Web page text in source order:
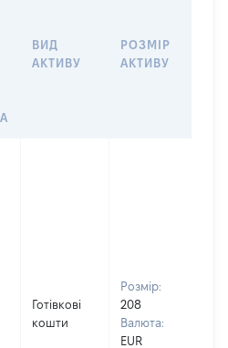
ВИД
АКТИВУ
РОЗМІР
АКТИВУ
Готівкові
кошти
Розмір:
208
Валюта:
EUR